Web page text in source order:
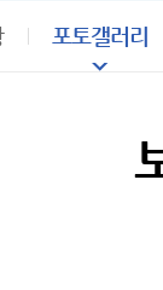
포토갤러리